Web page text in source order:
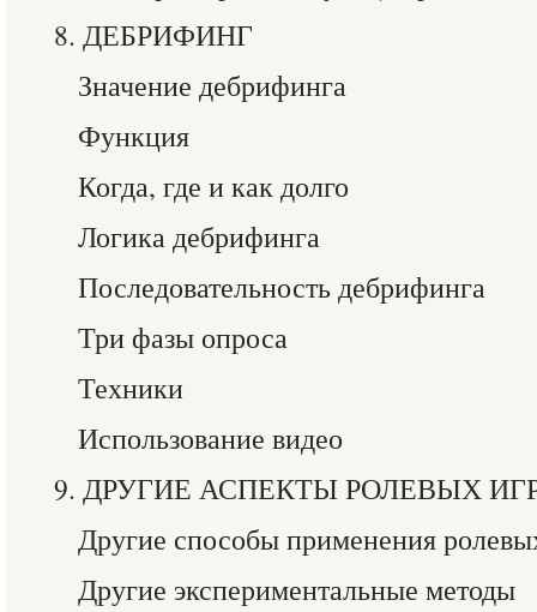
8. ДЕБРИФИНГ
Значение дебрифинга
Функция
Когда, где и как долго
Логика дебрифинга
Последовательность дебрифинга
Три фазы опроса
Техники
Использование видео
9. ДРУГИЕ АСПЕКТЫ РОЛЕВЫХ
Другие способы применения
Другие экспериментальные методы